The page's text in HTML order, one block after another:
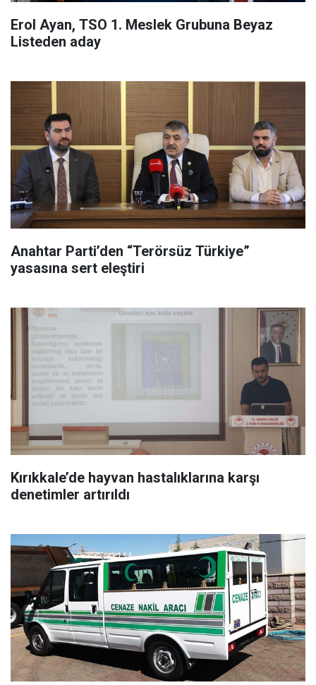
Erol Ayan, TSO 1. Meslek Grubuna Beyaz
Listeden aday
Anahtar Parti’den “Terörsüz Türkiye”
yasasına sert eleştiri
Kırıkkale’de hayvan hastalıklarına karşı
denetimler artırıldı